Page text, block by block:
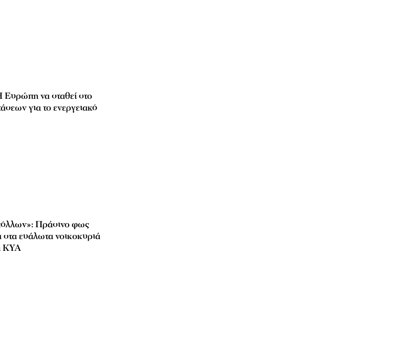
να σταθεί στο
για το ενεργειακό
Πράσινο φως
ευάλωτα νοικοκυριά
ΚΥΑ